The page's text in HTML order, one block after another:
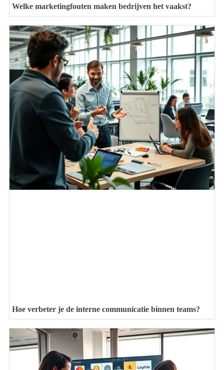
Welke marketingfouten maken bedrijven het vaakst?
Hoe verbeter je de interne communicatie binnen teams?